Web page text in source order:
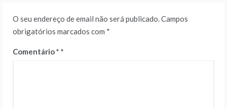
O seu endereço de email não será publicado.Campos
obrigatórios marcados com *
Comentário*